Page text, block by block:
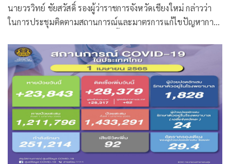
นายวรวิทย์ ชัยสวัสดิ์ รองผู้ว่าราชการจังหวัดเชียงใหม่ กล่าวว่า​
ในการประชุมติดตามสถานการณ์และมาตรการแก้ไขปัญหาการ
ติดตามใกล้ชิดกับตัวเลขติดเชื้อ​ที่ขยับเพิ่มทุกวัน